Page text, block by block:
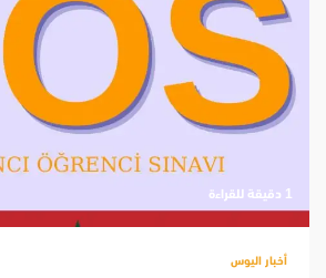
‫1 دقيقة للقراءة
أخبار اليوس